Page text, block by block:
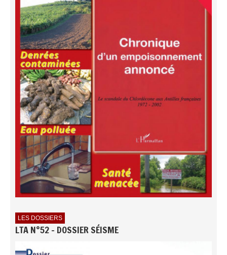
LES DOSSIERS
LTA N°52 - DOSSIER SÉISME